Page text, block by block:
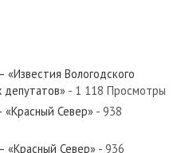
от мая 1984 года — «Красный
Вологодского
депутатов» - 1 118 Просмотры
Север» - 938
«Красный Север» - 936